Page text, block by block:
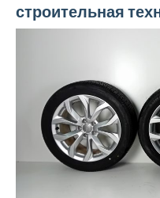
строительная